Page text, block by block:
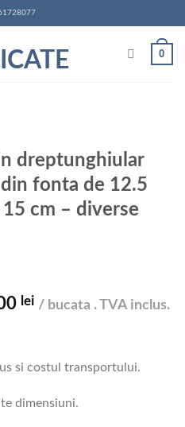
0
dreptunghiular
fonta de 12.5
cm – diverse
leiInterval
până
7.000,00 lei
/ bucata . TVA inclus.
si costul transportului.
dimensiuni.